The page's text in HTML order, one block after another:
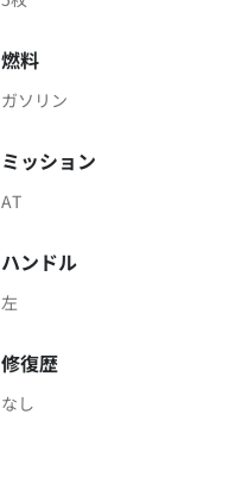
燃料
ガソリン
ミッション
AT
ハンドル
左
修復歴
なし